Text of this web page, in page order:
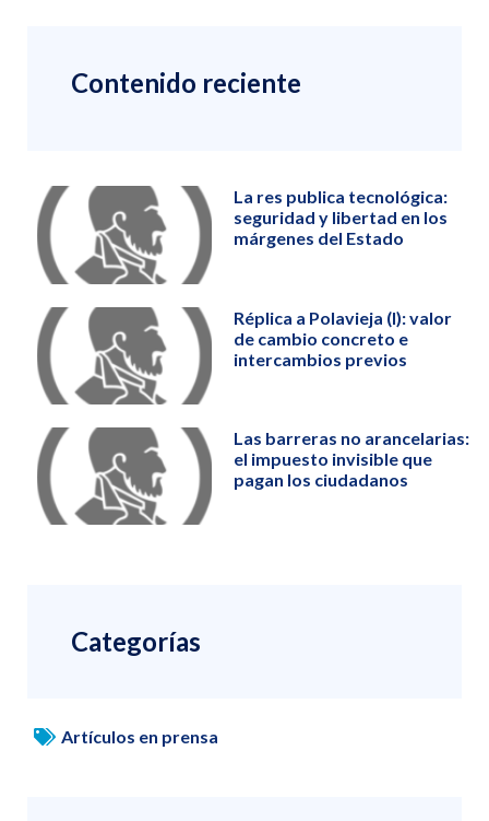
Contenido reciente
La res publica tecnológica:
seguridad y libertad en los
márgenes del Estado
Réplica a Polavieja (I): valor
de cambio concreto e
intercambios previos
Las barreras no arancelarias:
el impuesto invisible que
pagan los ciudadanos
Categorías
Artículos en prensa